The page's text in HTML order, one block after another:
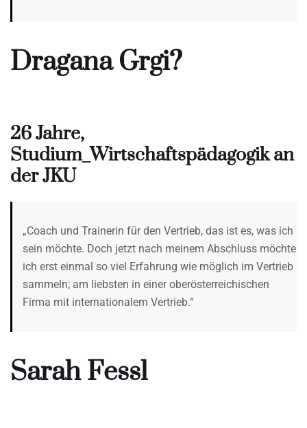
Dragana Grgi?
26 Jahre,
Studium_Wirtschaftspädagogik an
der JKU
„Coach und Trainerin für den Vertrieb, das ist es, was ich
sein möchte. Doch jetzt nach meinem Abschluss möchte
ich erst einmal so viel Erfahrung wie möglich im Vertrieb
sammeln; am liebsten in einer oberösterreichischen
Firma mit internationalem Vertrieb.“
Sarah Fessl